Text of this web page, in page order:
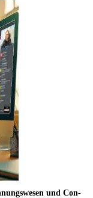
und Con­